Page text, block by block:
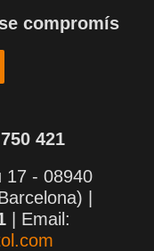
compromís
421
17 - 08940
|
| Email: